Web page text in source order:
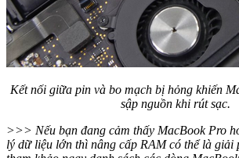
Kết nối giữa pin và bo mạch bị hỏng khiến
sập nguồn khi rút sạc.
>>> Nếu bạn đang cảm thấy MacBook Pro
lý dữ liệu lớn thì nâng cấp RAM có thể là giải